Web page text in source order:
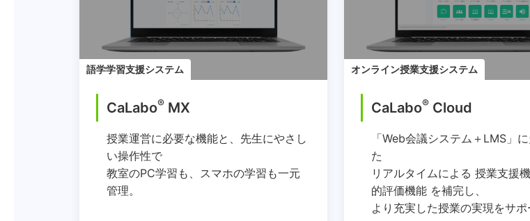
語学学習支援システム
CaLabo® MX
授業運営に必要な機能と、先生にやさし
い操作性で
教室のPC学習も、スマホの学習も一元
管理。
オンライン授業支援システム
CaLabo® ︎ Cloud
「Web会議システム＋LMS」
た
リアルタイムによる 授業支援
的評価機能 を補完し、
より充実した授業の実現をサポ